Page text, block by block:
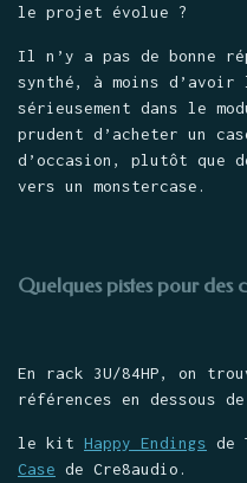
le projet évolue ?
Il n’y a pas de bonne
synthé, à moins
sérieusement dans le
prudent d’acheter un
d’occasion, plutôt que
vers un monstercase.
Quelques pistes pour des
En rack 3U/84HP, on
références en dessous
le kit Happy Endings de
Case de Cre8audio.